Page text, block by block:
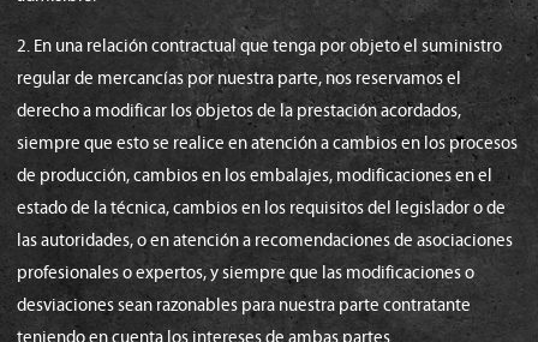
2. En una relación contractual que tenga por objeto el suministro
regular de mercancías por nuestra parte, nos reservamos el
derecho a modificar los objetos de la prestación acordados,
siempre que esto se realice en atención a cambios en los procesos
de producción, cambios en los embalajes, modificaciones en el
estado de la técnica, cambios en los requisitos del legislador o de
las autoridades, o en atención a recomendaciones de asociaciones
profesionales o expertos, y siempre que las modificaciones o
desviaciones sean razonables para nuestra parte contratante
teniendo en cuenta los intereses de ambas partes.